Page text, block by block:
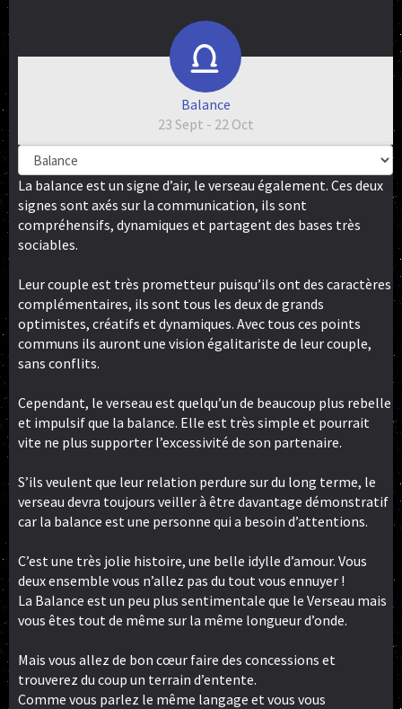
Balance
23 Sept - 22 Oct
La balance est un signe d’air, le verseau également. Ces deux
signes sont axés sur la communication, ils sont
compréhensifs, dynamiques et partagent des bases très
sociables.
Leur couple est très prometteur puisqu’ils ont des caractères
complémentaires, ils sont tous les deux de grands
optimistes, créatifs et dynamiques. Avec tous ces points
communs ils auront une vision égalitariste de leur couple,
sans conflits.
Cependant, le verseau est quelqu’un de beaucoup plus rebelle
et impulsif que la balance. Elle est très simple et pourrait
vite ne plus supporter l’excessivité de son partenaire.
S’ils veulent que leur relation perdure sur du long terme, le
verseau devra toujours veiller à être davantage démonstratif
car la balance est une personne qui a besoin d’attentions.
C’est une très jolie histoire, une belle idylle d’amour. Vous
deux ensemble vous n’allez pas du tout vous ennuyer !
La Balance est un peu plus sentimentale que le Verseau mais
vous êtes tout de même sur la même longueur d’onde.
Mais vous allez de bon cœur faire des concessions et
trouverez du coup un terrain d’entente.
Comme vous parlez le même langage et vous vous